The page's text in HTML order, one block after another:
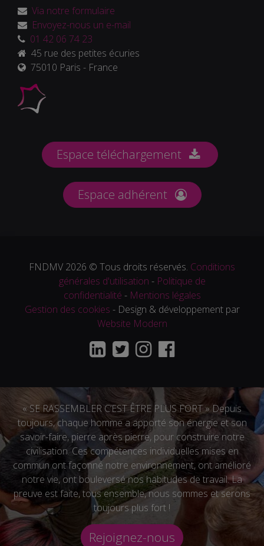
Via notre formulaire
Envoyez-nous un e-mail
01 42 06 74 23
45 rue des petites écuries
75010 Paris - France
Espace téléchargement
Espace adhérent
FNDMV 2026 © Tous droits réservés. Conditions
générales d'utilisation - Politique de
confidentialité - Mentions légales
Gestion des cookies - Design & développement par
Website Modern
« SE RASSEMBLER C’EST ÊTRE PLUS FORT » Depuis
toujours, chaque homme a apporté son énergie et son
savoir-faire, pierre après pierre, pour construire notre
civilisation. Ces compétences individuelles mises en
commun ont façonné notre environnement, ont amélioré
notre vie, ont bouleversé nos habitudes de travail. La
preuve est faite, tous ensemble, nous sommes et serons
toujours plus fort !
Rejoignez-nous